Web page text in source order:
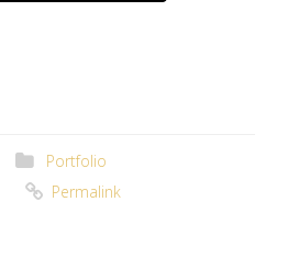
Portfolio
Permalink